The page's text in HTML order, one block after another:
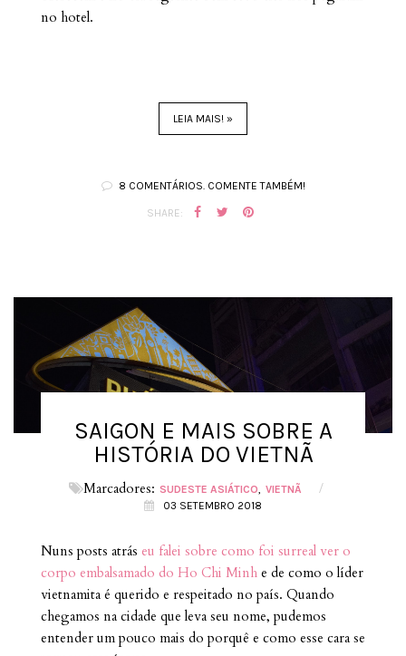
no hotel.
LEIA MAIS! »
8 COMENTÁRIOS. COMENTE TAMBÉM!
SHARE:
SAIGON E MAIS SOBRE A
HISTÓRIA DO VIETNÃ
Marcadores: SUDESTE ASIÁTICO VIETNÃ /
03 SETEMBRO 2018
Nuns posts atrás eu falei sobre como foi surreal ver o
corpo embalsamado do Ho Chi Minh e de como o líder
vietnamita é querido e respeitado no país. Quando
chegamos na cidade que leva seu nome, pudemos
entender um pouco mais do porquê e como esse cara se